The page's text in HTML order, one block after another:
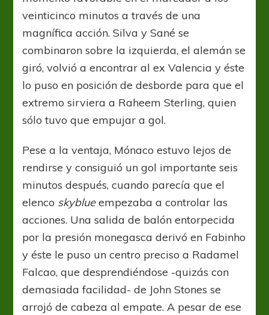
veinticinco minutos a través de una
magnífica acción. Silva y Sané se
combinaron sobre la izquierda, el alemán se
giró, volvió a encontrar al ex Valencia y éste
lo puso en posición de desborde para que el
extremo sirviera a Raheem Sterling, quien
sólo tuvo que empujar a gol.
Pese a la ventaja, Mónaco estuvo lejos de
rendirse y consiguió un gol importante seis
minutos después, cuando parecía que el
elenco skyblueempezaba a controlar las
acciones. Una salida de balón entorpecida
por la presión monegasca derivó en Fabinho
y éste le puso un centro preciso a Radamel
Falcao, que desprendiéndose -quizás con
demasiada facilidad- de John Stones se
arrojó de cabeza al empate. A pesar de ese